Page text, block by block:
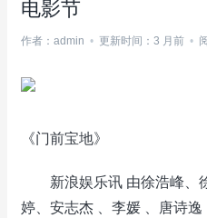
电影节
作者：admin • 更新时间：3 月前 •
《门前宝地》
新浪娱乐讯 由徐浩峰、
婷、安志杰 、李媛 、唐诗